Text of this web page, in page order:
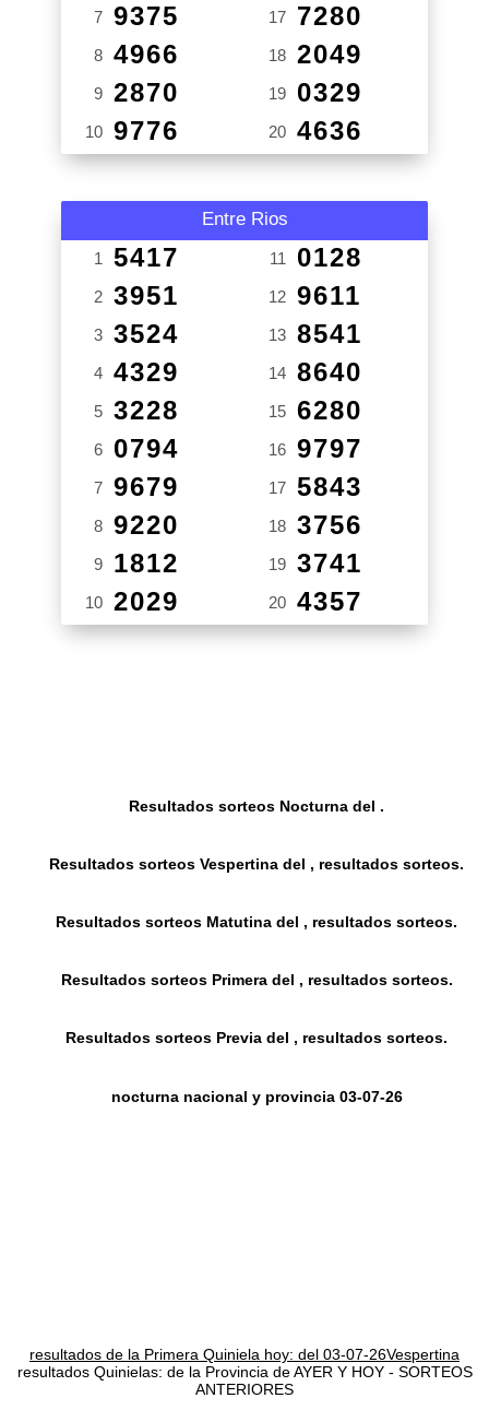
7 9375
8 4966
9 2870
10 9776
17 7280
18 2049
19 0329
20 4636
Entre Rios
1 5417
2 3951
3 3524
4 4329
5 3228
6 0794
7 9679
8 9220
9 1812
10 2029
11 0128
12 9611
13 8541
14 8640
15 6280
16 9797
17 5843
18 3756
19 3741
20 4357
Resultados sorteos Nocturna del .
Resultados sorteos Vespertina del , resultados sorteos.
Resultados sorteos Matutina del , resultados sorteos.
Resultados sorteos Primera del , resultados sorteos.
Resultados sorteos Previa del , resultados sorteos.
nocturna nacional y provincia 03-07-26
resultados de la Primera Quiniela hoy: del 03-07-26Vespertina
resultados Quinielas: de la Provincia de AYER Y HOY - SORTEOS
ANTERIORES